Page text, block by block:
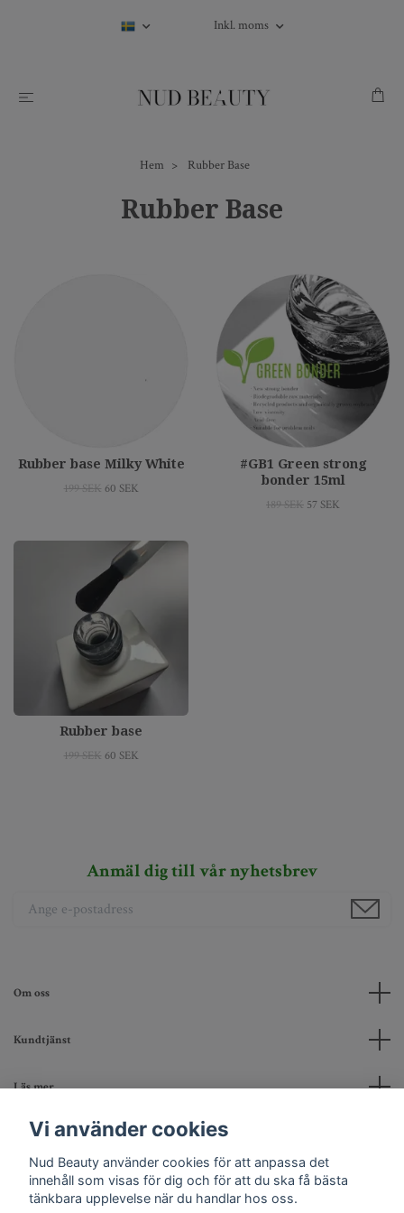
Inkl. moms
Hem Rubber Base
Rubber Base
Rubber base Milky White
199 SEK 60 SEK
#GB1 Green strong
bonder 15ml
189 SEK 57 SEK
Rubber base
199 SEK 60 SEK
Anmäl dig till vår nyhetsbrev
Om oss
Kundtjänst
Läs mer
Sociala medier
Vi använder cookies
Nud Beauty använder cookies för att anpassa det
innehåll som visas för dig och för att du ska få bästa
tänkbara upplevelse när du handlar hos oss.